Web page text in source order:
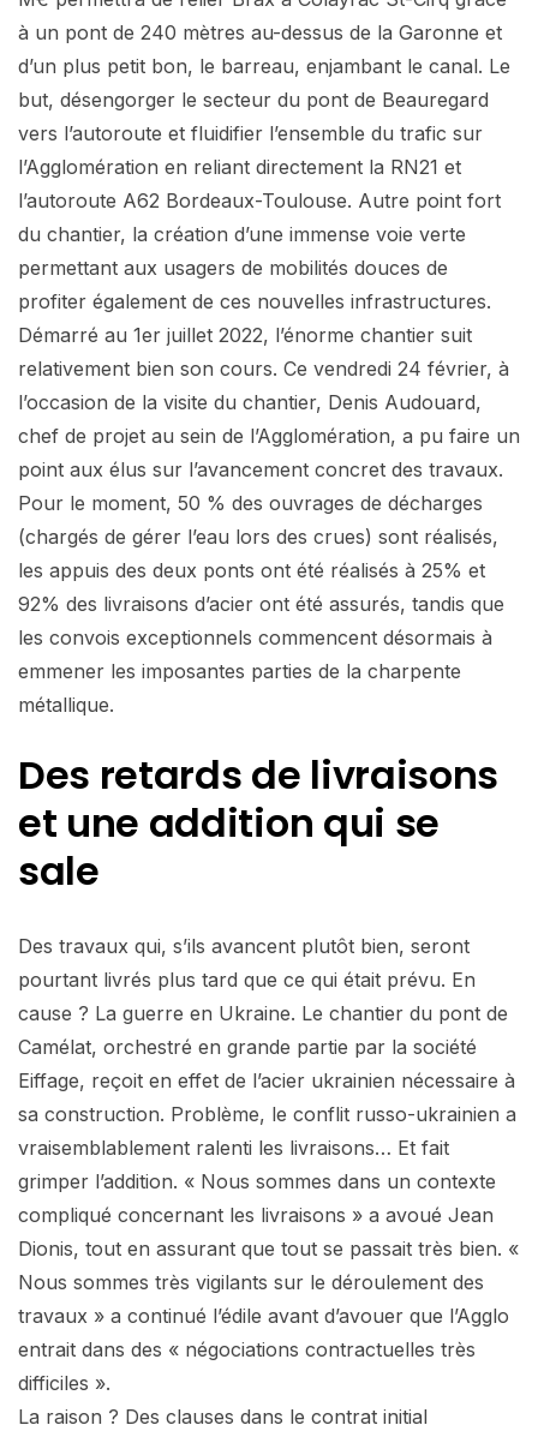
à un pont de 240 mètres au-dessus de la Garonne et
d’un plus petit bon, le barreau, enjambant le canal. Le
but, désengorger le secteur du pont de Beauregard
vers l’autoroute et fluidifier l’ensemble du trafic sur
l’Agglomération en reliant directement la RN21 et
l’autoroute A62 Bordeaux-Toulouse. Autre point fort
du chantier, la création d’une immense voie verte
permettant aux usagers de mobilités douces de
profiter également de ces nouvelles infrastructures.
Démarré au 1er juillet 2022, l’énorme chantier suit
relativement bien son cours. Ce vendredi 24 février, à
l’occasion de la visite du chantier, Denis Audouard,
chef de projet au sein de l’Agglomération, a pu faire un
point aux élus sur l’avancement concret des travaux.
Pour le moment, 50 % des ouvrages de décharges
(chargés de gérer l’eau lors des crues) sont réalisés,
les appuis des deux ponts ont été réalisés à 25% et
92% des livraisons d’acier ont été assurés, tandis que
les convois exceptionnels commencent désormais à
emmener les imposantes parties de la charpente
métallique.
Des retards de livraisons
et une addition qui se
sale
Des travaux qui, s’ils avancent plutôt bien, seront
pourtant livrés plus tard que ce qui était prévu. En
cause ? La guerre en Ukraine. Le chantier du pont de
Camélat, orchestré en grande partie par la société
Eiffage, reçoit en effet de l’acier ukrainien nécessaire à
sa construction. Problème, le conflit russo-ukrainien a
vraisemblablement ralenti les livraisons… Et fait
grimper l’addition. « Nous sommes dans un contexte
compliqué concernant les livraisons » a avoué Jean
Dionis, tout en assurant que tout se passait très bien. «
Nous sommes très vigilants sur le déroulement des
travaux » a continué l’édile avant d’avouer que l’Agglo
entrait dans des « négociations contractuelles très
difficiles ».
La raison ? Des clauses dans le contrat initial